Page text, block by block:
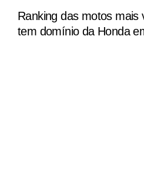
Ranking das motos mais
tem domínio da Honda